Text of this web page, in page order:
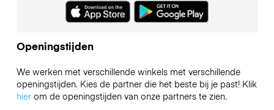
Openingstijden
We werken met verschillende winkels met verschillende
openingstijden. Kies de partner die het beste bij je past! Klik
hierom de openingstijden van onze partners te zien.